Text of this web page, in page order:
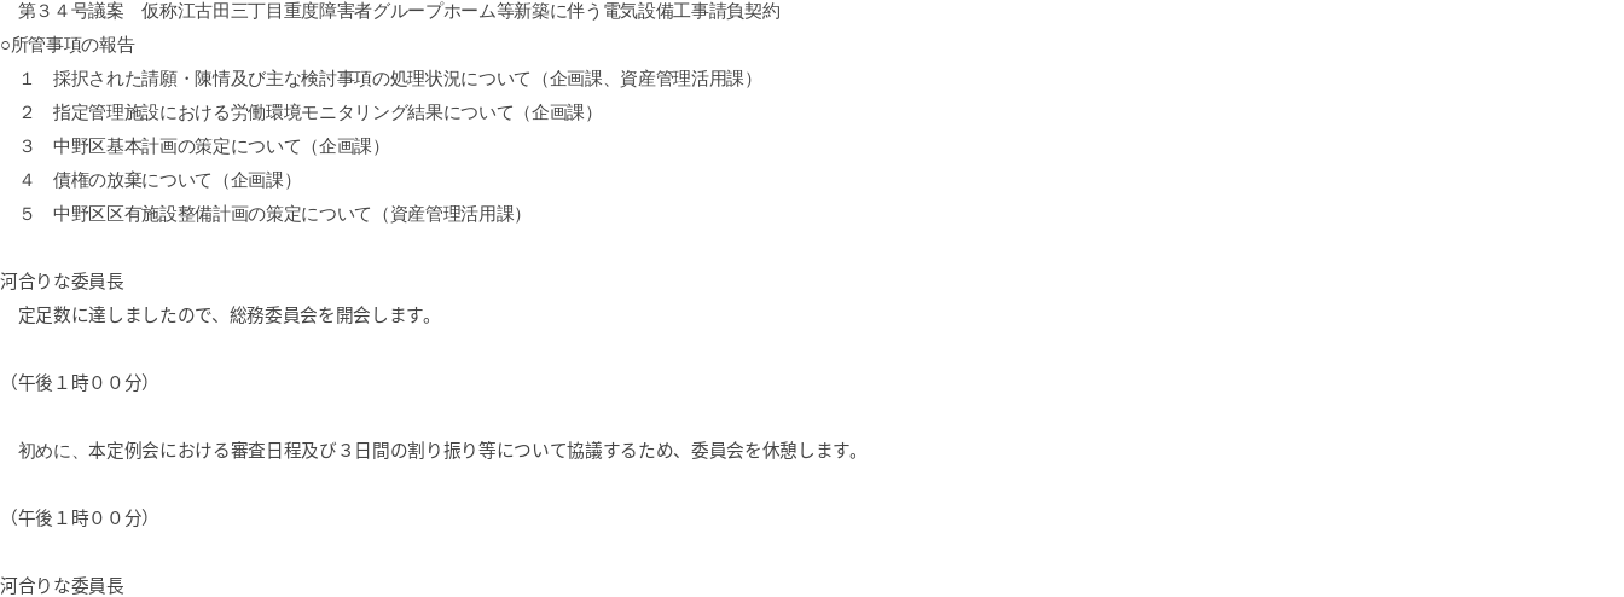
第３４号議案 仮称江古田三丁目重度障害者グループホーム等新築に伴う電気設備工事請負契約
○所管事項の報告
１ 採択された請願・陳情及び主な検討事項の処理状況について（企画課、資産管理活用課）
２ 指定管理施設における労働環境モニタリング結果について（企画課）
３ 中野区基本計画の策定について（企画課）
４ 債権の放棄について（企画課）
５ 中野区区有施設整備計画の策定について（資産管理活用課）
河合りな委員長
定足数に達しましたので、総務委員会を開会します。
（午後１時００分）
初めに、本定例会における審査日程及び３日間の割り振り等について協議するため、委員会を休憩します。
（午後１時００分）
河合りな委員長